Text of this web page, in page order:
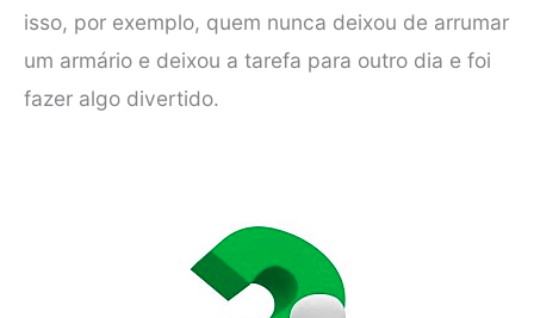
isso, por exemplo, quem nunca deixou de arrumar
um armário e deixou a tarefa para outro dia e foi
fazer algo divertido.